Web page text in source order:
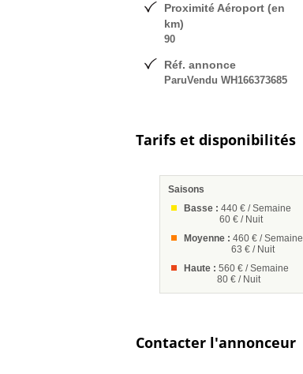
Proximité Aéroport (en
km)
90
Réf. annonce
ParuVendu WH166373685
Tarifs et disponibilités
Saisons
Basse : 440 € / Semaine
60 € / Nuit
Moyenne : 460 € / Semaine
63 € / Nuit
Haute : 560 € / Semaine
80 € / Nuit
Contacter l'annonceur